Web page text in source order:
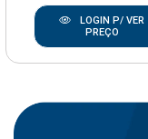
LOGIN P/ VER
PREÇO